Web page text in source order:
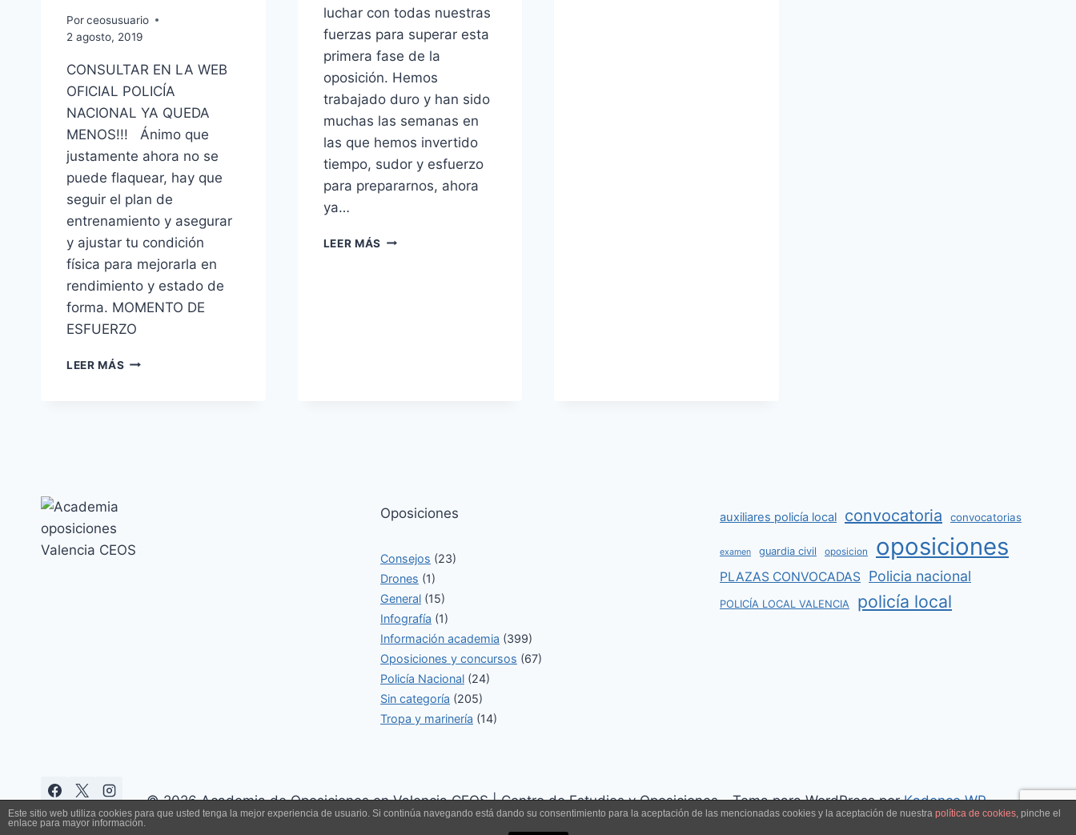
Porceosusuario
2 agosto, 2019
CONSULTAR EN LA WEB
OFICIAL POLICÍA
NACIONAL YA QUEDA
MENOS!!! Ánimo que
justamente ahora no se
puede flaquear, hay que
seguir el plan de
entrenamiento y asegurar
y ajustar tu condición
física para mejorarla en
rendimiento y estado de
forma. MOMENTO DE
ESFUERZO
LEER MÁS CONSULTA
CNP-
luchar con todas nuestras
fuerzas para superar esta
primera fase de la
oposición. Hemos
trabajado duro y han sido
muchas las semanas en
las que hemos invertido
tiempo, sudor y esfuerzo
para prepararnos, ahora
ya…
LEER MÁS COMIENZAN
Oposiciones
Consejos (23)
Drones (1)
General (15)
Infografía (1)
Información academia (399)
Oposiciones y concursos (67)
Policía Nacional (24)
Sin categoría (205)
Tropa y marinería (14)
auxiliares policía local convocatoria convocatorias
examen guardia civil oposicion oposiciones
PLAZAS CONVOCADAS Policia nacional
POLICÍA LOCAL VALENCIA policía local
© 2026 Academia de Oposiciones en Valencia CEOS | Centro de Estudios y Oposiciones - Tema para WordPress porKadence WP
Este sitio web utiliza cookies para que usted tenga la mejor experiencia de usuario. Si continúa navegando está dando su consentimiento para la aceptación de las mencionadas cookies y la aceptación de nuestra política de cookies, pinche el
enlace para mayor información.